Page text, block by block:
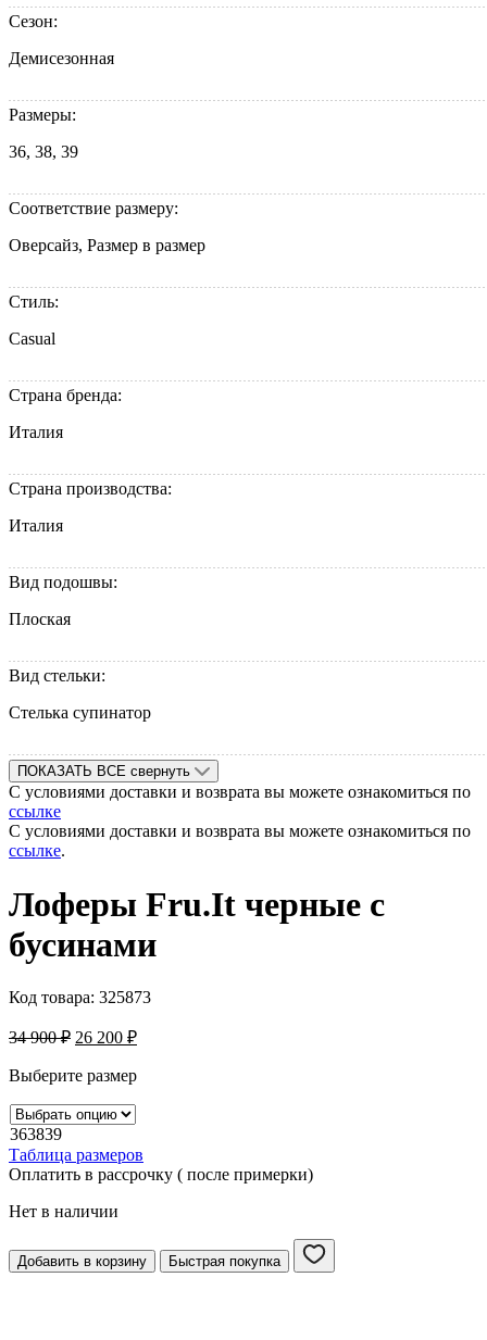
Сезон:
Демисезонная
Размеры:
36, 38, 39
Соответствие размеру:
Оверсайз, Размер в размер
Стиль:
Casual
Страна бренда:
Италия
Страна производства:
Италия
Вид подошвы:
Плоская
Вид стельки:
Стелька супинатор
ПОКАЗАТЬ ВСЕ свернуть
С условиями доставки и возврата вы можете ознакомиться по
ссылке
С условиями доставки и возврата вы можете ознакомиться по
ссылке.
Лоферы Fru.It черные с
бусинами
Код товара: 325873
34 900₽ 26 200 ₽
Выберите размер
363839
Таблица размеров
Оплатить в рассрочку ( после примерки)
Нет в наличии
Добавить в корзину Быстрая покупка